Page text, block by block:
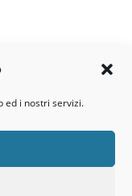
ed i nostri servizi.
31030